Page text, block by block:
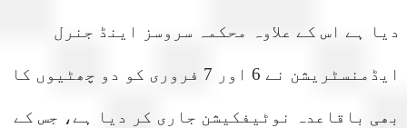
ہے اس کے علاوہ محکمہ سروسز اینڈ جنرل
ایڈمنسٹریشن نے 6 اور 7 فروری کو دو چھٹیوں کا
باقاعدہ نوٹیفکیشن جاری کر دیا ہے، جس کے